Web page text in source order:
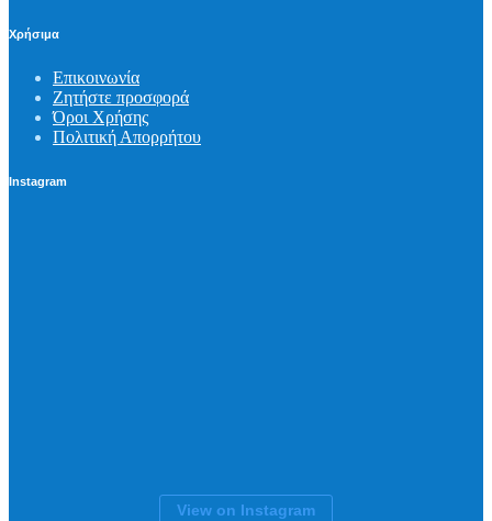
Χρήσιμα
Επικοινωνία
Ζητήστε προσφορά
Όροι Χρήσης
Πολιτική Απορρήτου
Instagram
View on Instagram